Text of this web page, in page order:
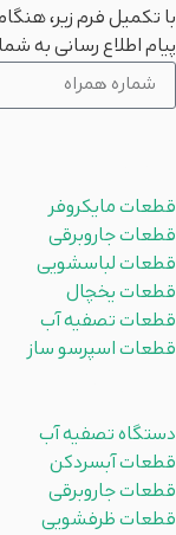
با تکمیل فرم زیر،
پیام اطلاع رسانی به
قطعات مایکروفر
قطعات جاروبرقی
قطعات لباسشویی
قطعات یخچال
قطعات تصفیه آب
قطعات اسپرسو ساز
دستگاه تصفیه آب
قطعات آبسردکن
قطعات جاروبرقی
قطعات ظرفشویی